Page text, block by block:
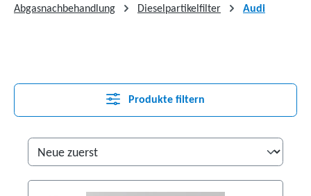
Abgasnachbehandlung Dieselpartikelfilter Audi
Produkte filtern